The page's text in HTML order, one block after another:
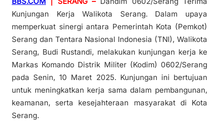
Kunjungan Kerja Walikota Serang. Dalam upaya
memperkuat sinergi antara Pemerintah Kota (Pemkot)
Serang dan Tentara Nasional Indonesia (TNI), Walikota
Serang, Budi Rustandi, melakukan kunjungan kerja ke
Markas Komando Distrik Militer (Kodim) 0602/Serang
pada Senin, 10 Maret 2025. Kunjungan ini bertujuan
untuk meningkatkan kerja sama dalam pembangunan,
keamanan, serta kesejahteraan masyarakat di Kota
Serang.